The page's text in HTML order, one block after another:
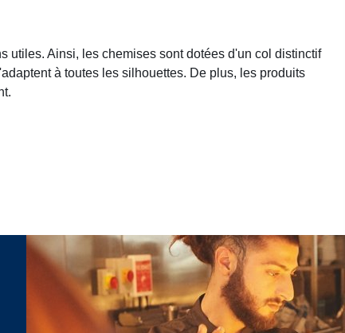
utiles. Ainsi, les chemises sont dotées d'un col distinctif
à toutes les silhouettes. De plus, les produits